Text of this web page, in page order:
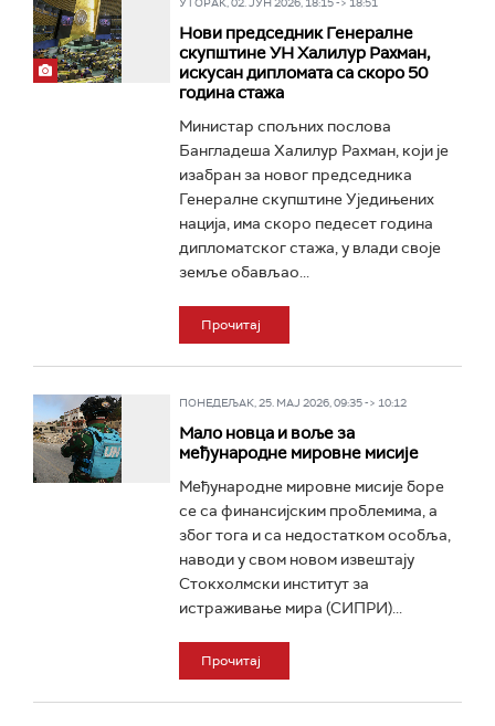
Нови председник Генералне
скупштине УН Халилур Рахман,
искусан дипломата са скоро 50
година стажа
Министар спољних послова
Бангладеша Халилур Рахман, који је
изабран за новог председника
Генералне скупштине Уједињених
нација, има скоро педесет година
дипломатског стажа, у влади своје
земље обављао...
Прочитај
ПОНЕДЕЉАК, 25. МАЈ 2026, 09:35 -> 10:12
Мало новца и воље за
међународне мировне мисије
Међународне мировне мисије боре
се са финансијским проблемима, а
због тога и са недостатком особља,
наводи у свом новом извештају
Стокхолмски институт за
истраживање мира (СИПРИ)...
Прочитај